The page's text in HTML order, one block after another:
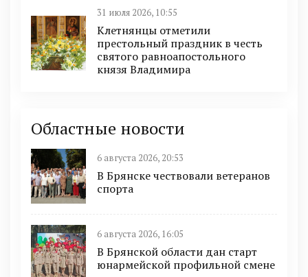
31 июля 2026, 10:55
Клетнянцы отметили
престольный праздник в честь
святого равноапостольного
князя Владимира
Областные новости
6 августа 2026, 20:53
В Брянске чествовали ветеранов
спорта
6 августа 2026, 16:05
В Брянской области дан старт
юнармейской профильной смене